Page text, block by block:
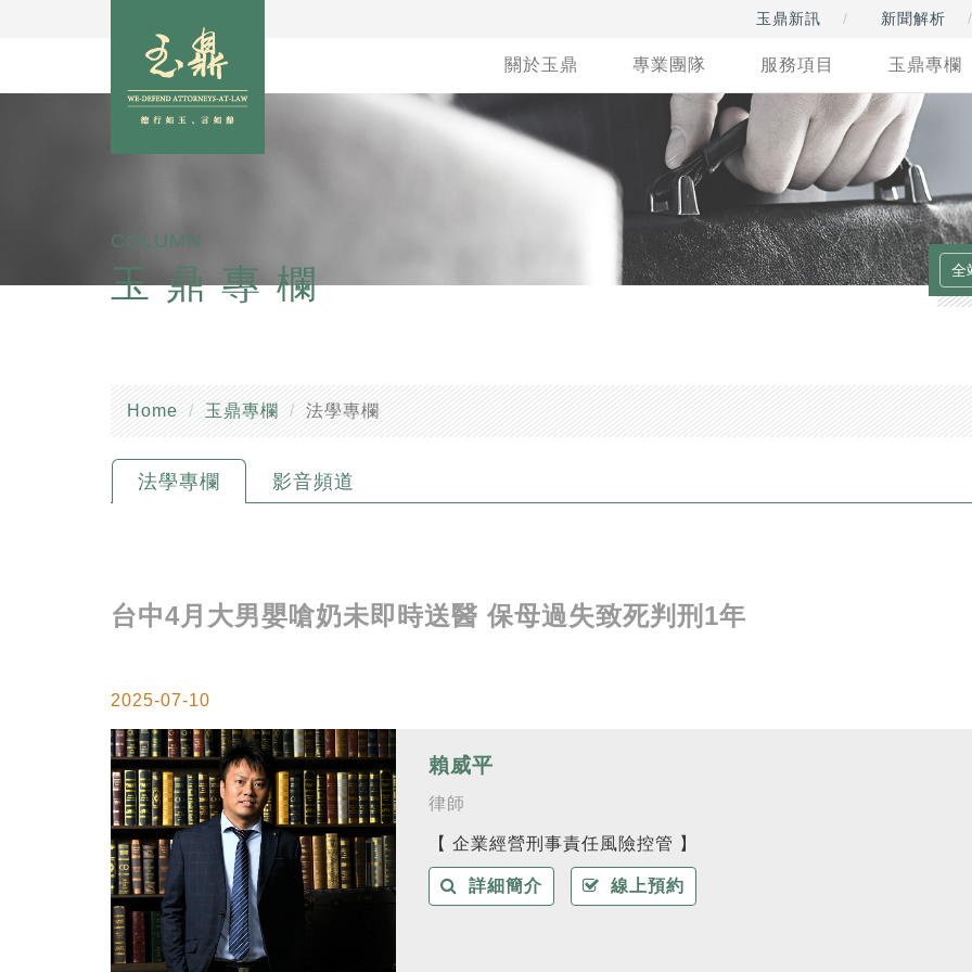
玉鼎新訊 新聞解析
關於玉鼎 專業團隊 服務項目 玉鼎專欄
COLUMN
玉鼎專欄
Home 玉鼎專欄 法學專欄
法學專欄 影音頻道
台中4月大男嬰嗆奶未即時送醫 保母過失致死判刑1年
2025-07-10
賴威平
律師
【 企業經營刑事責任風險控管 】
詳細簡介 線上預約